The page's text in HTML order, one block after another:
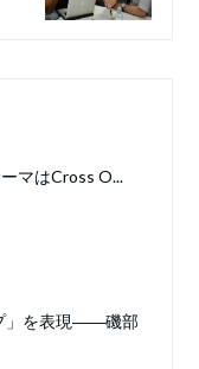
マはCross O...
」を表現――磯部